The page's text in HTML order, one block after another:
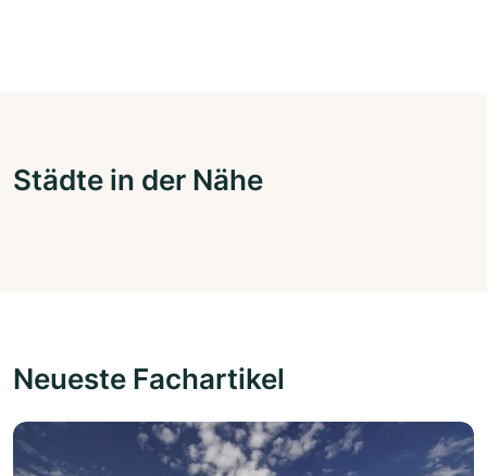
Städte in der Nähe
Neueste Fachartikel